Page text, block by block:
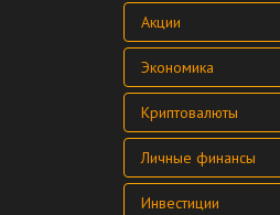
Акции
Экономика
Криптовалюты
Личные финансы
Инвестиции